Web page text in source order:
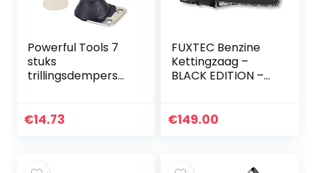
Powerful Tools 7
stuks
trillingsdempers
set voor Stihl 026
€14.73
FUXTEC Benzine
Kettingzaag –
BLACK EDITION –
46cm blad en
€149.00